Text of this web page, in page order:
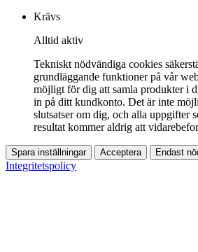
Krävs
Alltid aktiv
Tekniskt nödvändiga cookies
grundläggande funktioner på vår
möjligt för dig att samla produkter i
in på ditt kundkonto. Det är inte
slutsatser om dig, och alla uppgifter
resultat kommer aldrig att
Spara inställningar Acceptera Endast
Integritetspolicy